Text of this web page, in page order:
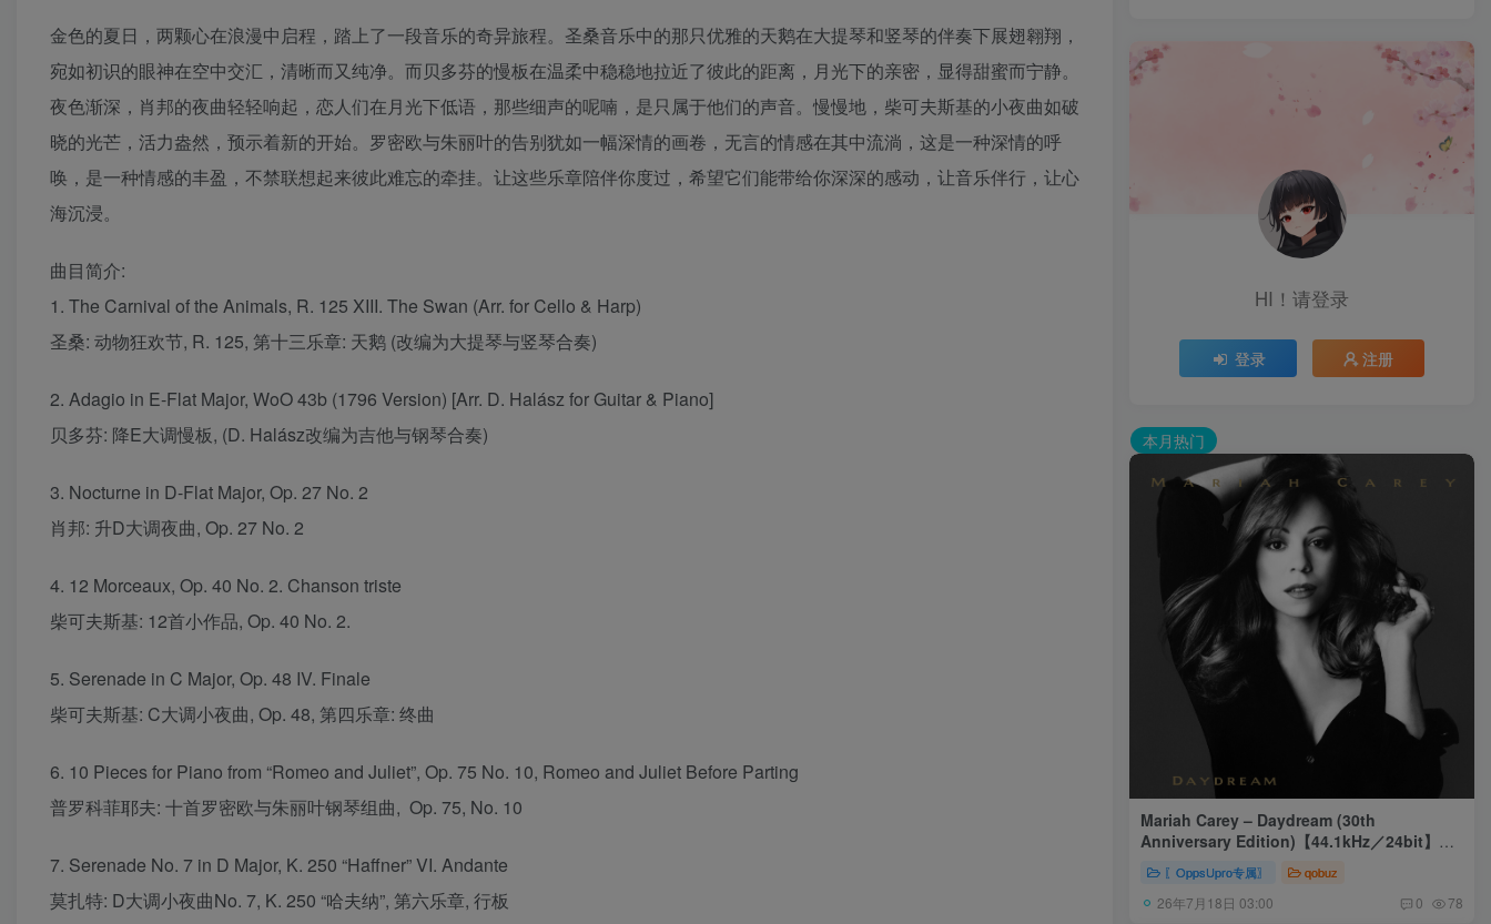
金色的夏日，两颗心在浪漫中启程，踏上了一段音乐的奇异旅程。圣桑音乐中的那只优雅的天鹅在大提琴和竖琴的伴奏下展翅翱翔，
宛如初识的眼神在空中交汇，清晰而又纯净。而贝多芬的慢板在温柔中稳稳地拉近了彼此的距离，月光下的亲密，显得甜蜜而宁静。
夜色渐深，肖邦的夜曲轻轻响起，恋人们在月光下低语，那些细声的呢喃，是只属于他们的声音。慢慢地，柴可夫斯基的小夜曲如破
晓的光芒，活力盎然，预示着新的开始。罗密欧与朱丽叶的告别犹如一幅深情的画卷，无言的情感在其中流淌，这是一种深情的呼
唤，是一种情感的丰盈，不禁联想起来彼此难忘的牵挂。让这些乐章陪伴你度过，希望它们能带给你深深的感动，让音乐伴行，让心
海沉浸。
曲目简介:
1. The Carnival of the Animals, R. 125 XIII. The Swan (Arr. for Cello & Harp)
圣桑: 动物狂欢节, R. 125, 第十三乐章: 天鹅 (改编为大提琴与竖琴合奏)
2. Adagio in E-Flat Major, WoO 43b (1796 Version) [Arr. D. Halász for Guitar & Piano]
贝多芬: 降E大调慢板, (D. Halász改编为吉他与钢琴合奏)
3. Nocturne in D-Flat Major, Op. 27 No. 2
肖邦: 升D大调夜曲, Op. 27 No. 2
4. 12 Morceaux, Op. 40 No. 2. Chanson triste
柴可夫斯基: 12首小作品, Op. 40 No. 2.
5. Serenade in C Major, Op. 48 IV. Finale
柴可夫斯基: C大调小夜曲, Op. 48, 第四乐章: 终曲
6. 10 Pieces for Piano from “Romeo and Juliet”, Op. 75 No. 10, Romeo and Juliet Before Parting
普罗科菲耶夫: 十首罗密欧与朱丽叶钢琴组曲, Op. 75, No. 10
7. Serenade No. 7 in D Major, K. 250 “Haffner” VI. Andante
莫扎特: D大调小夜曲No. 7, K. 250 “哈夫纳”, 第六乐章, 行板
HI！请登录
登录 注册
本月热门
Mariah Carey – Daydream (30th
Anniversary Edition)【44.1kHz／24bit】美
〖OppsUpro专属〗 qobuz
26年7月18日 03:00 0 78